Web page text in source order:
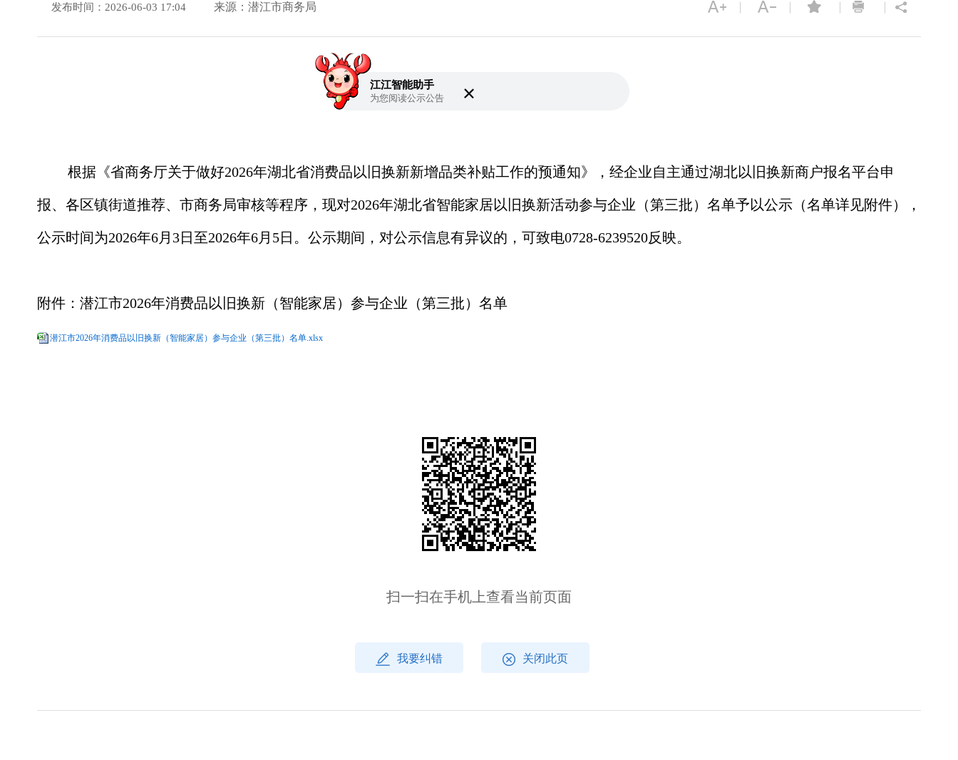
发布时间：2026-06-03 17:04 来源：潜江市商务局
江江智能助手
为您阅读公示公告
根据《省商务厅关于做好2026年湖北省消费品以旧换新新增品类补贴工作的预通知》，经企业自主通过湖北以旧换新商户报名平台申
报、各区镇街道推荐、市商务局审核等程序，现对2026年湖北省智能家居以旧换新活动参与企业（第三批） 名单予以公示（名单详见附件），
公示时间为2026年6月 3日至2026年6月 5日。公示期间，对公示信息有异议的，可致电0728-6239520反映。
附件： 潜江市2026年消费品以旧换新（智能家居）参与企业（第三批）名单
潜江市2026年消费品以旧换新（智能家居）参与企业（第三批）名单.xlsx
扫一扫在手机上查看当前页面
我要纠错 关闭此页